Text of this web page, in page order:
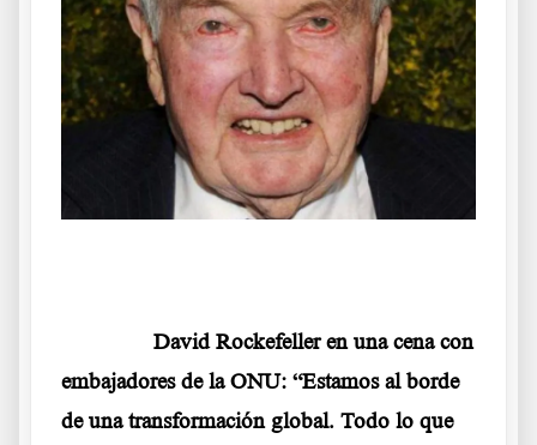
David Rockefeller en una cena con
embajadores de la ONU: “Estamos al borde
de una transformación global. Todo lo que